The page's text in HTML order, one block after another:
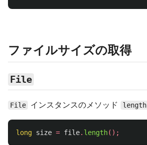
ファイルサイズの取得
File
File インスタンスのメソッド length
long size = file. length();